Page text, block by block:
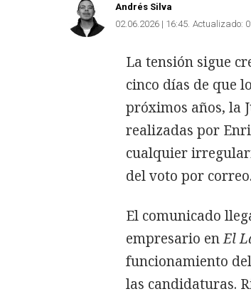
Andrés Silva
02.06.2026 | 16:45 Actualizado:
La tensión sigue
cinco días de que
próximos años, la
realizadas por
cualquier
del voto por correo.
El comunicado
empresario enEl
funcionamiento
las candidaturas.